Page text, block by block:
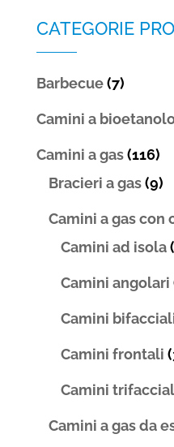
CATEGORIE
Barbecue (7)
Camini a
Camini a gas (116)
Bracieri a gas (9)
Camini a gas con
Camini ad isola
Camini angolari
Camini
Camini frontali
Camini
Camini a gas da